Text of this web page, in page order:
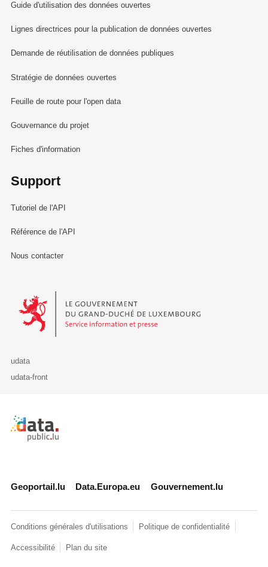
Guide d'utilisation des données ouvertes
Lignes directrices pour la publication de données ouvertes
Demande de réutilisation de données publiques
Stratégie de données ouvertes
Feuille de route pour l'open data
Gouvernance du projet
Fiches d'information
Support
Tutoriel de l'API
Référence de l'API
Nous contacter
Le Gouvernement du Grand-Duché de Luxembourg - Service
udata
udata-front
Retour à l'accueil de data.public.lu
Geoportail.lu Data.Europa.eu Gouvernement.lu
Conditions générales d'utilisations Politique de confidentialité
Accessibilité Plan du site